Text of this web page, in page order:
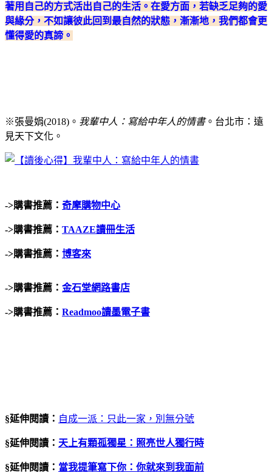
著用自己的方式活出自己的生活。在愛方面，若缺乏足夠的愛
與緣分，不如讓彼此回到最自然的狀態，漸漸地，我們都會更
懂得愛的真諦。
※張曼娟(2018) 。 我輩中人：寫給中年人的情書。台北市：遠
見天下文化。
->購書推薦： 奇摩購物中心
->購書推薦： TAAZE讀冊生活
->購書推薦： 博客來
->購書推薦： 金石堂網路書店
->購書推薦： Readmoo讀墨電子書
§延伸閱讀： 自成一派：只此一家，別無分號
§延伸閱讀： 天上有顆孤獨星：照亮世人獨行時
§延伸閱讀： 當我提筆寫下你：你就來到我面前